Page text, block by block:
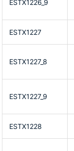
ESTX1226_9
ESTX1227
ESTX1227_8
ESTX1227_9
ESTX1228